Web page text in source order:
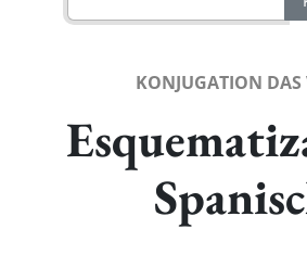
KONJUGATION DAS